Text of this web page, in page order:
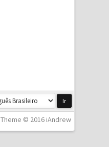
Theme © 2016 iAndrew